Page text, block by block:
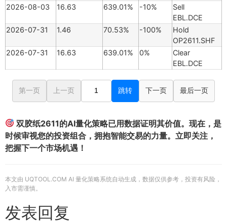
2026-08-03
16.63 639.01% -10%
Sell
EBL.DCE
2026-07-31
1.46 70.53% -100%
Hold
OP2611.SHF
2026-07-31
16.63 639.01% 0%
Clear
EBL.DCE
第一页 上一页 跳转 下一页 最后一页
双胶纸2611的AI量化策略已用数据证明其价值。现在，是
时候审视您的投资组合，拥抱智能交易的力量。立即关注，
把握下一个市场机遇！
本文由 UQTOOL.COM AI 量化策略系统自动生成，数据仅供参考，投资有风险，
入市需谨慎。
发表回复